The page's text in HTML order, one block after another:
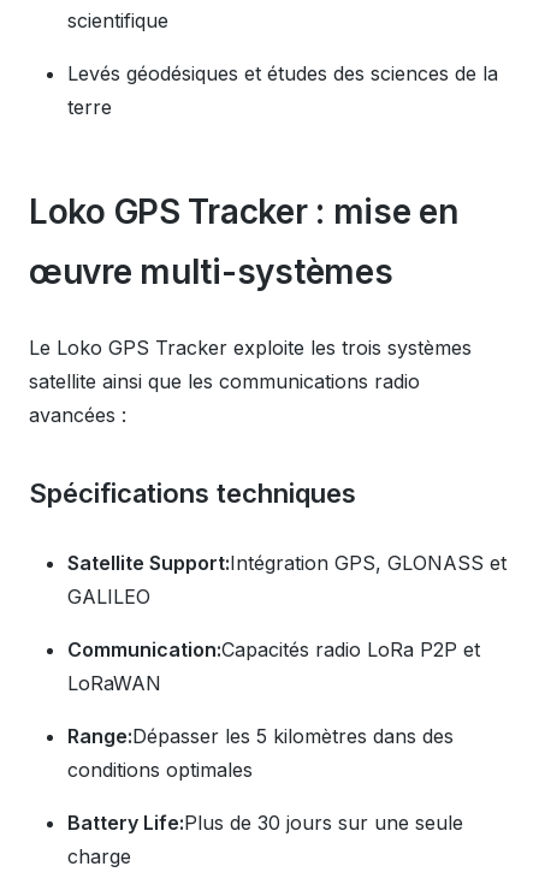
scientifique
Levés géodésiques et études des sciences de la
terre
Loko GPS Tracker : mise en
œuvre multi-systèmes
Le Loko GPS Tracker exploite les trois systèmes
satellite ainsi que les communications radio
avancées :
Spécifications techniques
Satellite Support:Intégration GPS, GLONASS et
GALILEO
Communication:Capacités radio LoRa P2P et
LoRaWAN
Range:Dépasser les 5 kilomètres dans des
conditions optimales
Battery Life:Plus de 30 jours sur une seule
charge